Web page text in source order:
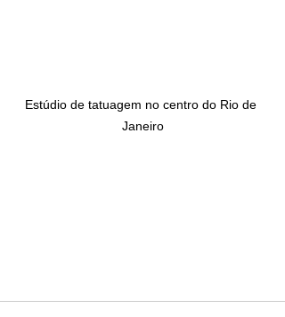
Estúdio de tatuagem no centro do Rio de
Janeiro